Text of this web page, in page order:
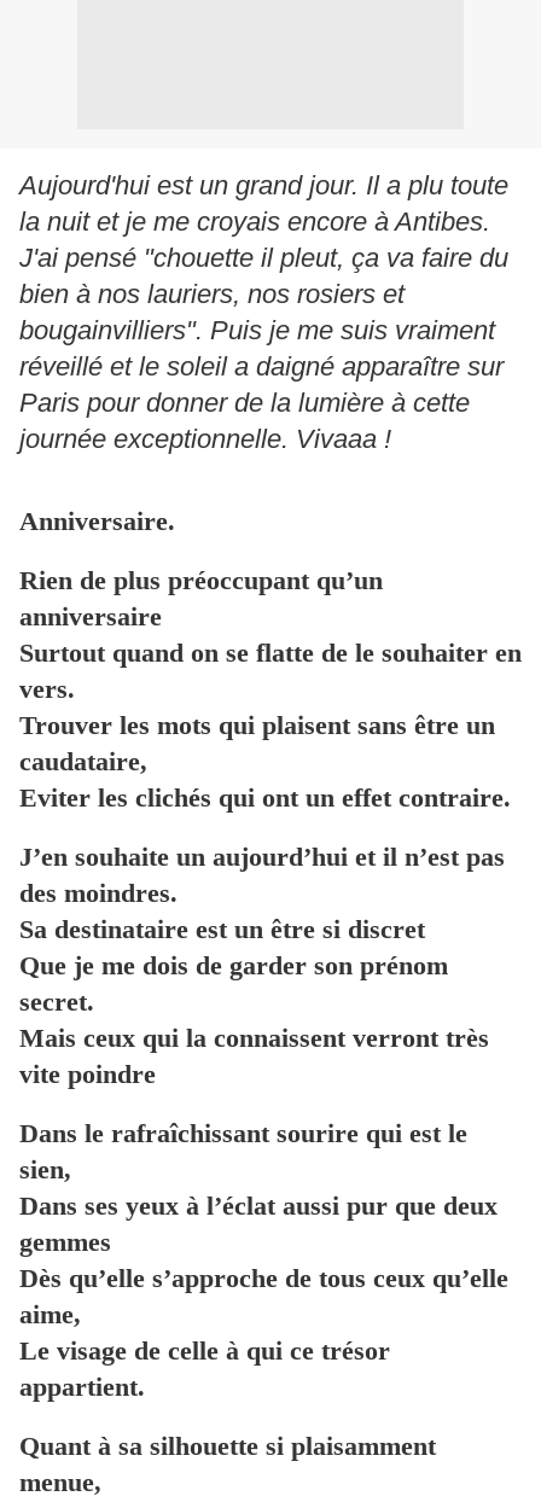
Aujourd'hui est un grand jour. Il a plu toute
la nuit et je me croyais encore à Antibes.
J'ai pensé "chouette il pleut, ça va faire du
bien à nos lauriers, nos rosiers et
bougainvilliers". Puis je me suis vraiment
réveillé et le soleil a daigné apparaître sur
Paris pour donner de la lumière à cette
journée exceptionnelle. Vivaaa !
Anniversaire.
Rien de plus préoccupant qu’un
anniversaire
Surtout quand on se flatte de le souhaiter en
vers.
Trouver les mots qui plaisent sans être un
caudataire,
Eviter les clichés qui ont un effet contraire.
J’en souhaite un aujourd’hui et il n’est pas
des moindres.
Sa destinataire est un être si discret
Que je me dois de garder son prénom
secret.
Mais ceux qui la connaissent verront très
vite poindre
Dans le rafraîchissant sourire qui est le
sien,
Dans ses yeux à l’éclat aussi pur que deux
gemmes
Dès qu’elle s’approche de tous ceux qu’elle
aime,
Le visage de celle à qui ce trésor
appartient.
Quant à sa silhouette si plaisamment
menue,